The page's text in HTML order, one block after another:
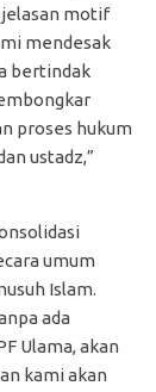
motif
mendesak
bertindak
proses hukum
ustadz,”
umum
Islam.
ada
Ulama, akan
kami akan